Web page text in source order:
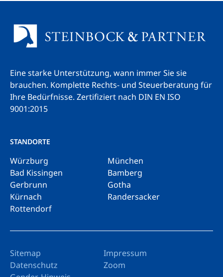
Eine starke Unterstützung, wann immer Sie sie
brauchen. Komplette Rechts- und Steuerberatung für
Ihre Bedürfnisse. Zertifiziert nach DIN EN ISO
9001:2015
STANDORTE
Würzburg
München
Bad Kissingen
Bamberg
Gerbrunn
Gotha
Kürnach
Randersacker
Rottendorf
Sitemap
Impressum
Datenschutz
Zoom